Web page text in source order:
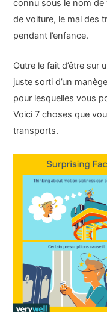
connu sous le nom de
de voiture, le mal des
pendant l’enfance.
Outre le fait d’être sur
juste sorti d’un
pour lesquelles vous
Voici 7 choses que
transports.